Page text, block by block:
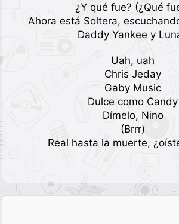
¿Y qué fue? (¿Qué
Ahora está Soltera,
Daddy Yankee y
Uah, uah
Chris Jeday
Gaby Music
Dulce como Candy
Dímelo, Nino
(Brrr)
Real hasta la muerte,